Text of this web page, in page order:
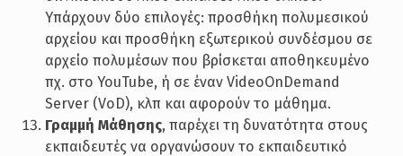
Υπάρχουν δύο επιλογές: προσθήκη πολυμεσικού
αρχείου και προσθήκη εξωτερικού συνδέσμου σε
αρχείο πολυμέσων που βρίσκεται αποθηκευμένο
πχ. στο YouTube, ή σε έναν VideoOnDemand
Server (VoD), κλπ και αφορούν το μάθημα.
Γραμμή Μάθησης, παρέχει τη δυνατότητα στους
εκπαιδευτές να οργανώσουν το εκπαιδευτικό